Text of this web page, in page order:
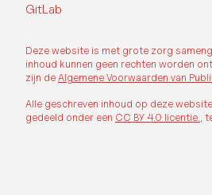
GitLab
Deze website is met grote zorg
inhoud kunnen geen rechten worden
zijn de Algemene Voorwaarden van
Alle geschreven inhoud op deze
gedeeld onder een CC BY 4.0 licentie.,